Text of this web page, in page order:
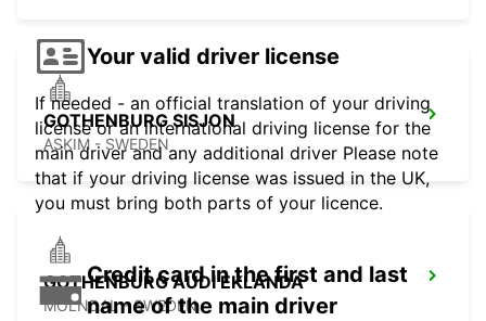
GOTHENBURG SISJON
ASKIM - SWEDEN
GOTHENBURG AUDI EKLANDA
MOLNDAL - SWEDEN
Your valid driver license
If needed - an official translation of your driving
license or an international driving license for the
main driver and any additional driver Please note
that if your driving license was issued in the UK,
you must bring both parts of your licence.
Credit card in the first and last
name of the main driver